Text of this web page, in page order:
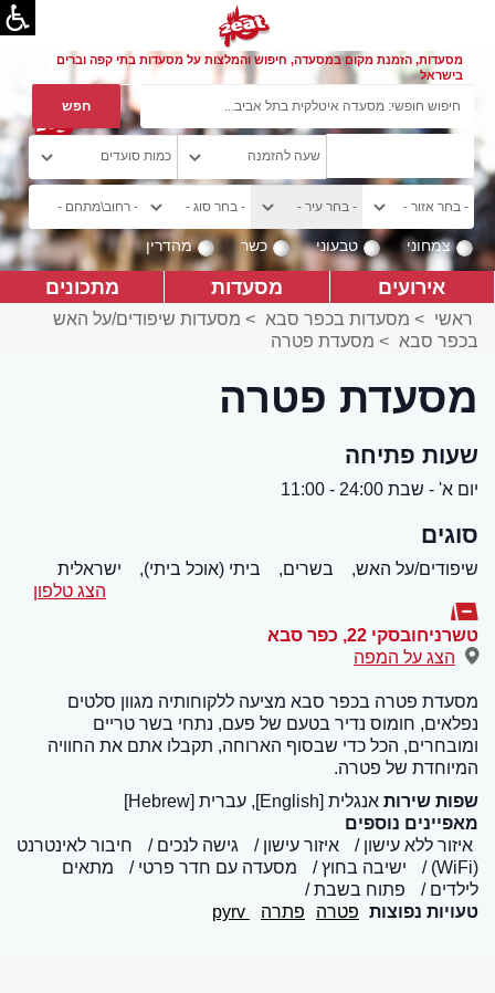
מסעדות, הזמנת מקום במסעדה, חיפוש והמלצות על מסעדות בתי קפה וברים
בישראל
צמחוני טבעוני כשר מהדרין
אירועים מסעדות מתכונים
ראשי > מסעדות בכפר סבא > מסעדות שיפודים/על האש
בכפר סבא > מסעדת פטרה
מסעדת פטרה
שעות פתיחה
יום א' - שבת 24:00 - 11:00
סוגים
שיפודים/על האש, בשרים, ביתי (אוכל ביתי),
ישראלית
הצג טלפון
טשרניחובסקי 22 , כפר סבא
הצג על המפה
מסעדת פטרה בכפר סבא מציעה ללקוחותיה מגוון סלטים
נפלאים, חומוס נדיר בטעם של פעם, נתחי בשר טריים
ומובחרים, הכל כדי שבסוף הארוחה, תקבלו אתם את החוויה
המיוחדת של פטרה.
שפות שירות אנגלית [English], עברית [Hebrew]
מאפיינים נוספים
איזור ללא עישון
איזור עישון גישה לנכים
חיבור לאינטרנט
(WiFi)
ישיבה בחוץ מסעדה עם חדר פרטי
מתאים
לילדים
פתוח בשבת
טעויות נפוצות פטרה פתרה